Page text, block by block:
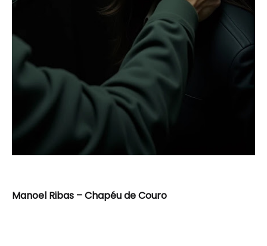
Manoel Ribas – Chapéu de Couro